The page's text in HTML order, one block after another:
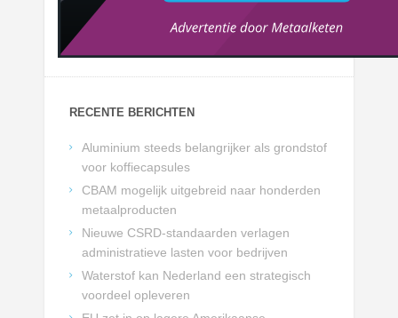
RECENTE BERICHTEN
Aluminium steeds belangrijker als grondstof
voor koffiecapsules
CBAM mogelijk uitgebreid naar honderden
metaalproducten
Nieuwe CSRD-standaarden verlagen
administratieve lasten voor bedrijven
Waterstof kan Nederland een strategisch
voordeel opleveren